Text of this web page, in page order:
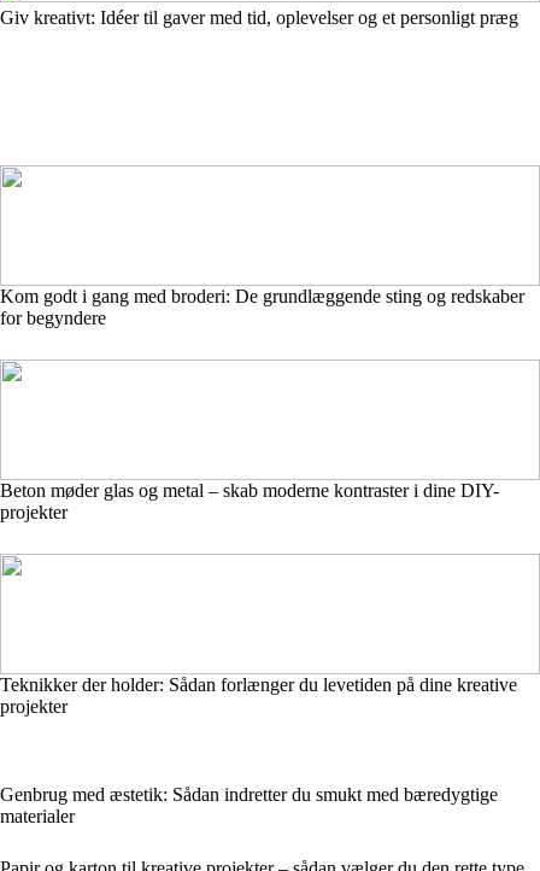
Giv kreativt: Idéer til gaver med tid, oplevelser og et personligt præg
Kom godt i gang med broderi: De grundlæggende sting og redskaber
for begyndere
Beton møder glas og metal – skab moderne kontraster i dine DIY-
projekter
Teknikker der holder: Sådan forlænger du levetiden på dine kreative
projekter
Genbrug med æstetik: Sådan indretter du smukt med bæredygtige
materialer